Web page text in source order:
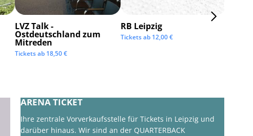
LVZ Talk -
Ostdeutschland zum
Mitreden
Tickets ab 18,50€
RB Leipzig
Tickets ab 12,00€
ARENA TICKET
Ihre zentrale Vorverkaufsstelle für Tickets in Leipzig und
darüber hinaus. Wir sind an der QUARTERBACK